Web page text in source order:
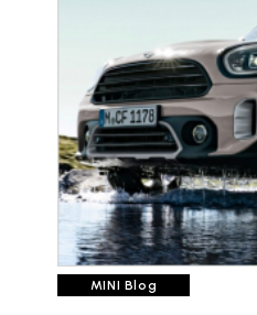
iRで愛車を売却
BMWミニ買取
ローバーミニ買
最近の修理実績
User's Voice
Part's
Movie 動画
BMWミニナレ
ローバーミニナ
ABOUT iR iRにつ
会社概要
スタッフ紹介
MAP
リクルート
RECRUIT 採用情報
お知らせ
お問い合わせ
MINI Blog